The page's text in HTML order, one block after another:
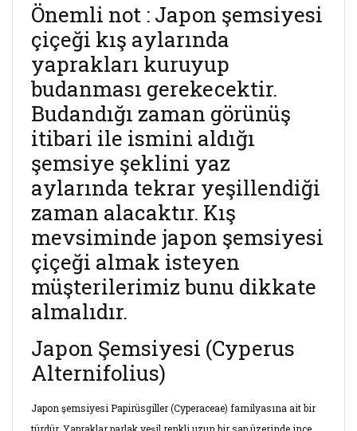
Önemli not : Japon şemsiyesi
çiçeği kış aylarında
yaprakları kuruyup
budanması gerekecektir.
Budandığı zaman görünüş
itibari ile ismini aldığı
şemsiye şeklini yaz
aylarında tekrar yeşillendiği
zaman alacaktır. Kış
mevsiminde japon şemsiyesi
çiçeği almak isteyen
müşterilerimiz bunu dikkate
almalıdır.
Japon Şemsiyesi (Cyperus
Alternifolius)
Japon şemsiyesi Papirüsgiller (Cyperaceae) familyasına ait bir